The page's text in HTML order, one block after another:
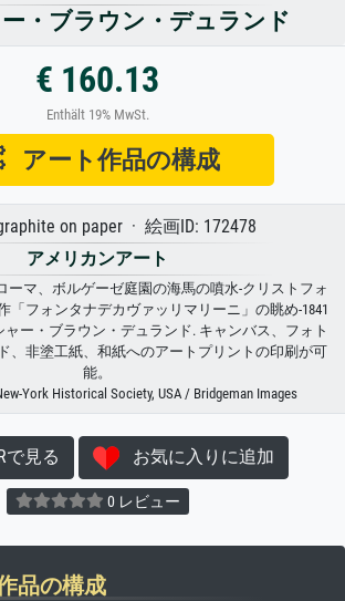
・ブラウン・デュランド
€ 160.13
Enthält 19% MwSt.
アート作品の構成
on paper · 絵画ID: 172478
アメリカンアート
ーマ、ボルゲーゼ庭園の海馬の噴水-クリストフォ
「フォンタナデカヴァッリマリーニ」の眺め-1841
ャー・ブラウン・デュランド. キャンバス、フォト
、非塗工紙、和紙へのアートプリントの印刷が可
能。
York Historical Society, USA / Bridgeman Images
で見る お気に入りに追加
0 レビュー
品の構成